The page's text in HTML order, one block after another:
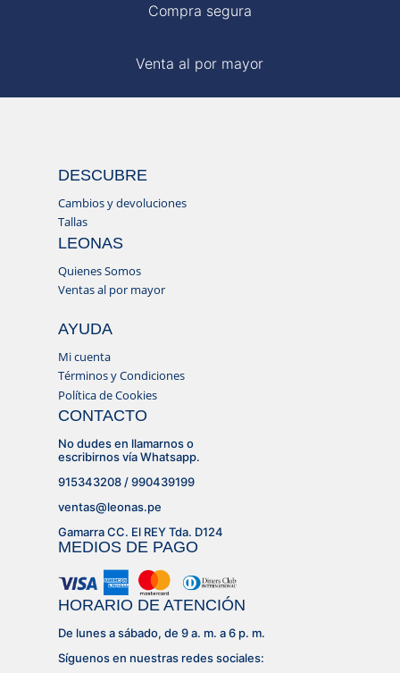
Compra segura
Venta al por mayor
DESCUBRE
Cambios y devoluciones
Tallas
LEONAS
Quienes Somos
Ventas al por mayor
AYUDA
Mi cuenta
Términos y Condiciones
Política de Cookies
CONTACTO
No dudes en llamarnos o
escribirnos vía Whatsapp.
915343208 / 990439199
ventas@leonas.pe
Gamarra CC. El REY Tda. D124
MEDIOS DE PAGO
HORARIO DE ATENCIÓN
De lunes a sábado, de 9 a. m. a 6 p. m.
Síguenos en nuestras redes sociales: